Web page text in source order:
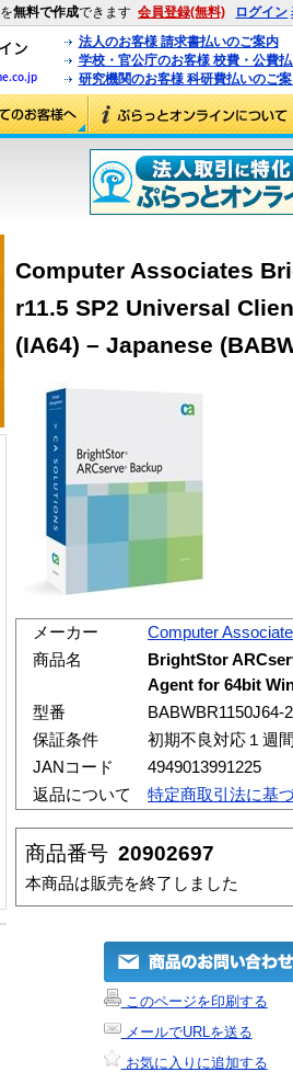
無料で作成できます 会員登録(無料) ログイン
法人のお客様 請求書払いのご案内
学校・官公庁のお客様 校費・公費
研究機関のお客様 科研費払いのご
Computer Associates
r11.5 SP2 Universal
(IA64) – Japanese
メーカー
Computer
商品名
BrightStor
Agent for 64bit
型番
BABWBR1150J64-2
保証条件
初期不良対応１週
JANコード
4949013991225
返品について
特定商取引法に基
商品番号 20902697
本商品は販売を終了しました
このページを印刷する
メールでURLを送る
お気に入りに追加する